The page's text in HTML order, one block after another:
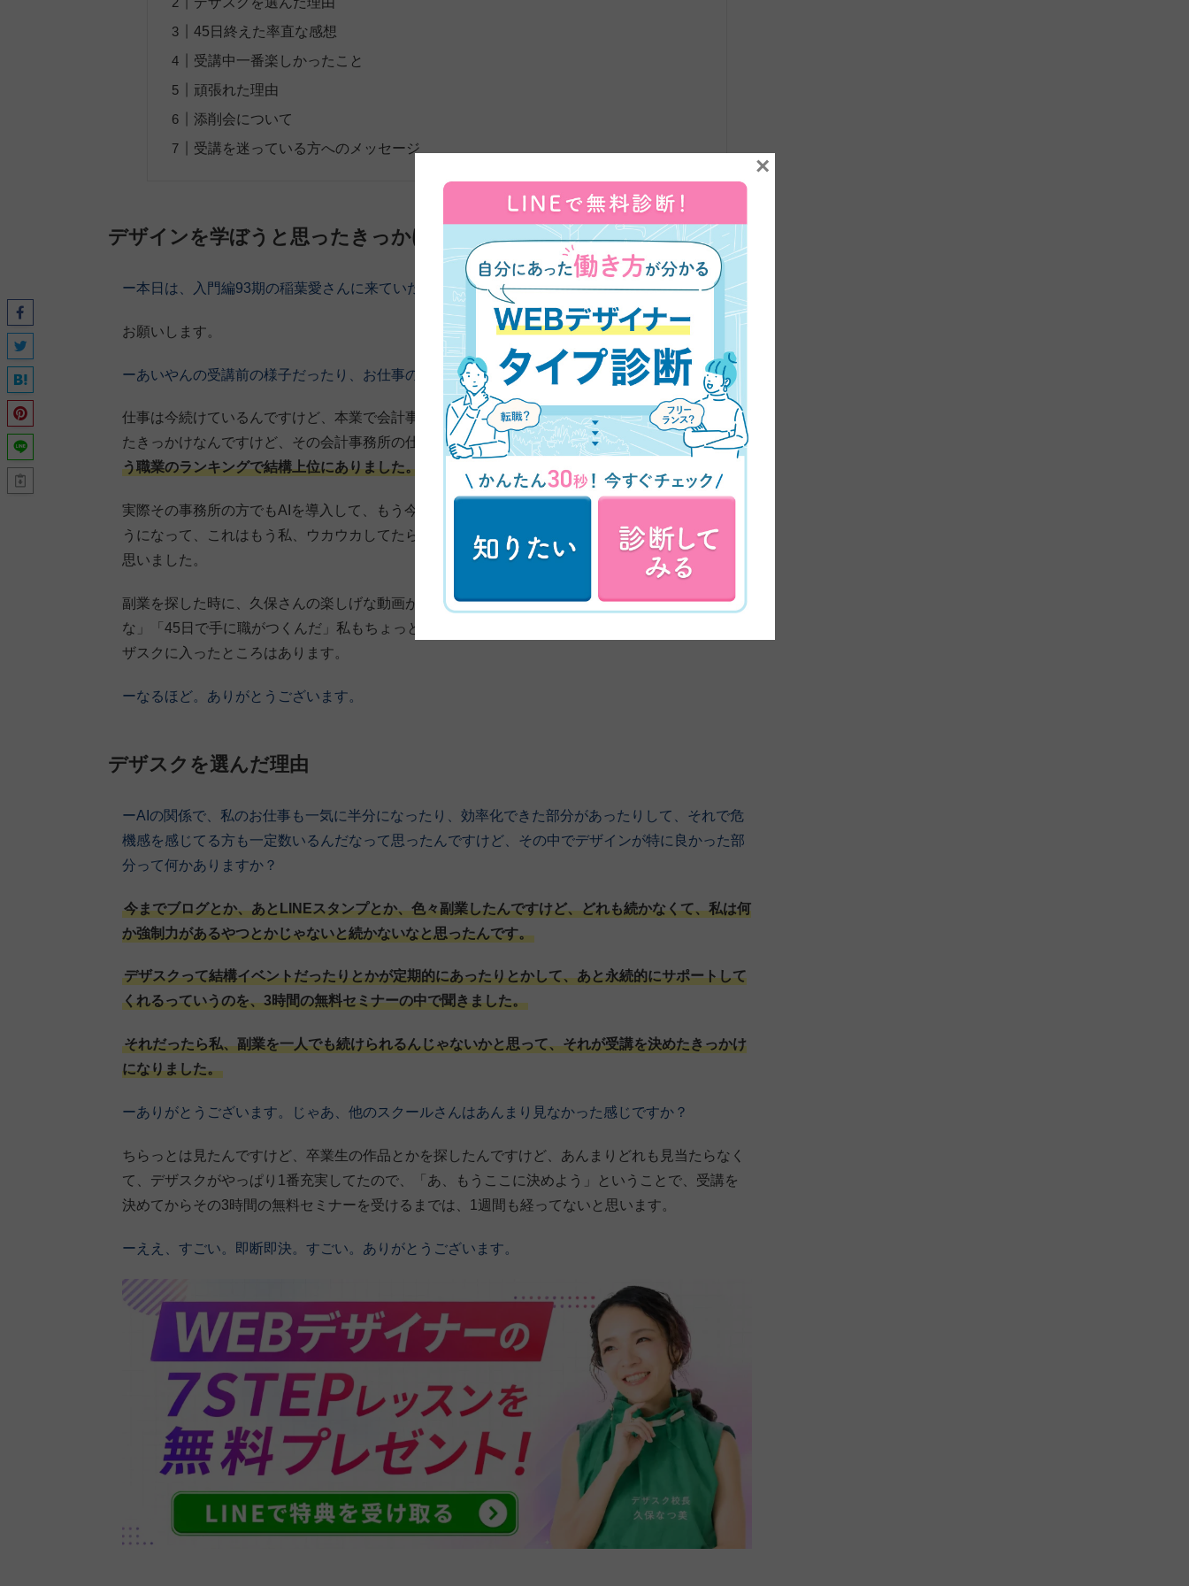
45日終えた率直な感想
受講中一番楽しかったこと
頑張れた理由
添削会について
受講を迷っている方へのメッセージ
デザインを学ぼうと思ったきっかけ
ー本日は、入門編93期の稲葉愛さんに来ていただきました。よろしくお願いします。
お願いします。
ーあいやんの受講前の様子だったり、お仕事のこと簡単にお伺いできますか？
仕事は今続けているんですけど、本業で会計事務所の方で仕事をしております。副業しようと思っ
たきっかけなんですけど、その会計事務所の仕事っていうのは、AIに仕事をとって代わられるとい
う職業のランキングで結構上位にありました。
実際その事務所の方でもAIを導入して、もう今までかかってた半分以下の時間で、仕事ができるよ
うになって、これはもう私、ウカウカしてたら首切られちゃうなと思って、手に職をつけたいなと
思いました。
副業を探した時に、久保さんの楽しげな動画が流れてきて、「あ、WEBデザイン結構楽しそうだ
な」「45日で手に職がつくんだ」私もちょっとやってみたいなということで、久保さんに憧れてデ
ザスクに入ったところはあります。
ーなるほど。ありがとうございます。
デザスクを選んだ理由
ーAIの関係で、私のお仕事も一気に半分になったり、効率化できた部分があったりして、それで危
機感を感じてる方も一定数いるんだなって思ったんですけど、その中でデザインが特に良かった部
分って何かありますか？
今までブログとか、あとLINEスタンプとか、色々副業したんですけど、どれも続かなくて、私は何
か強制力があるやつとかじゃないと続かないなと思ったんです。
デザスクって結構イベントだったりとかが定期的にあったりとかして、あと永続的にサポートして
くれるっていうのを、3時間の無料セミナーの中で聞きました。
それだったら私、副業を一人でも続けられるんじゃないかと思って、それが受講を決めたきっかけ
になりました。
ーありがとうございます。じゃあ、他のスクールさんはあんまり見なかった感じですか？
ちらっとは見たんですけど、卒業生の作品とかを探したんですけど、あんまりどれも見当たらなく
て、デザスクがやっぱり1番充実してたので、「あ、もうここに決めよう」ということで、受講を
決めてからその3時間の無料セミナーを受けるまでは、1週間も経ってないと思います。
ーええ、すごい。即断即決。すごい。ありがとうございます。
×